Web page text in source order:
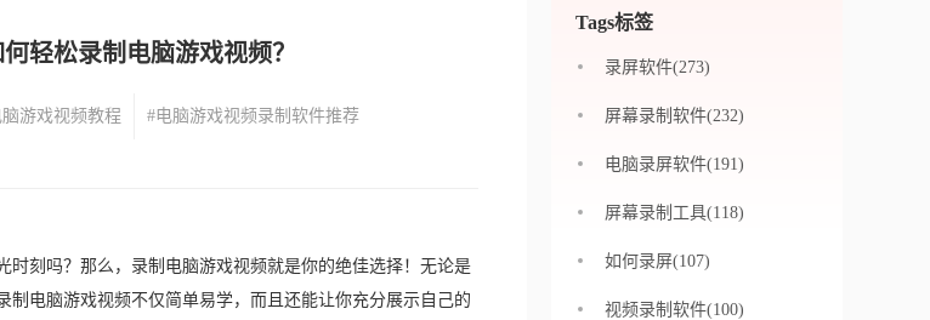
轻松录制电脑游戏视频？
游戏视频教程 #电脑游戏视频录制软件推荐
刻吗？那么，录制电脑游戏视频就是你的绝佳选择！无论是
电脑游戏视频不仅简单易学，而且还能让你充分展示自己的
Tags标签
录屏软件(273)
屏幕录制软件(232)
电脑录屏软件(191)
屏幕录制工具(118)
如何录屏(107)
视频录制软件(100)